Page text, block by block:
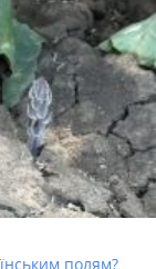
полям?